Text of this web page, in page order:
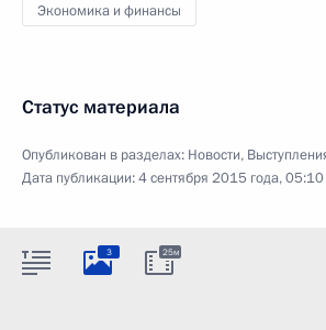
Экономика и финансы
Статус материала
Опубликован в разделах: Новости,
Дата публикации:4 сентября 2015 года, 05:10
3 25м